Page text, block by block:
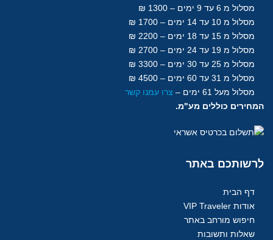
מסלול מ 6 עד 9 ימים – 1300 ₪
מסלול מ 10 עד 14 ימים – 1700 ₪
מסלול מ 15 עד 18
ימים – 2200 ₪
מסלול מ 19 עד 24 ימים – 2700 ₪
מסלול מ 25 עד 30
ימים – 3300 ₪
מסלול מ 31 עד 60
ימים – 4500 ₪
מסלול מעל 61
ימים – צרו עמנו קשר
המחירים כוללים מע"מ.
לרשותכם באתר
דף הבית
אודות VIP Traveler
חיפוש מורחב באתר
שאלות ותשובות